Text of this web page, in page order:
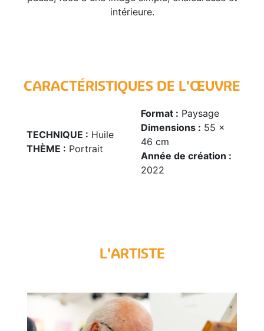
intérieure.
CARACTÉRISTIQUES DE L'ŒUVRE
TECHNIQUE : Huile
THÈME : Portrait
Format : Paysage
Dimensions : 55 x
46 cm
Année de création :
2022
L'ARTISTE